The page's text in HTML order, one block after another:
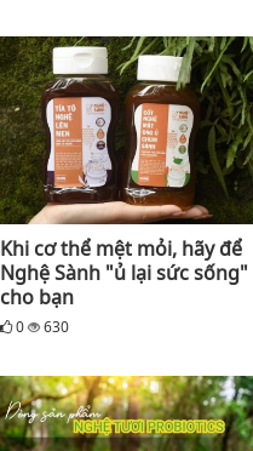
Khi cơ thể mệt mỏi, hãy để
Nghệ Sành "ủ lại sức sống"
cho bạn
0 630